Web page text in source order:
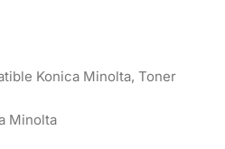
Konica Minolta, Toner
Minolta